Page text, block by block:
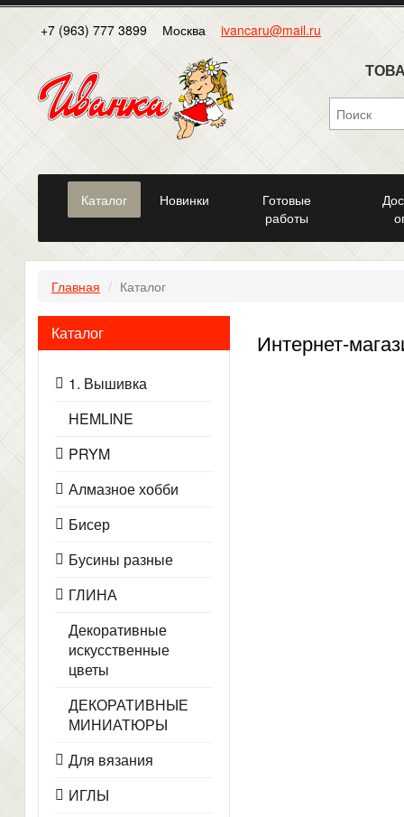
+7 (963) 777 3899 Москва ivancaru@mail.ru
Каталог Новинки
Готовые
работы
Главная Каталог
Каталог
1. Вышивка
HEMLINE
PRYM
Алмазное хобби
Бисер
Бусины разные
ГЛИНА
Декоративные
искусственные
цветы
ДЕКОРАТИВНЫЕ
МИНИАТЮРЫ
Для вязания
ИГЛЫ
Интернет-